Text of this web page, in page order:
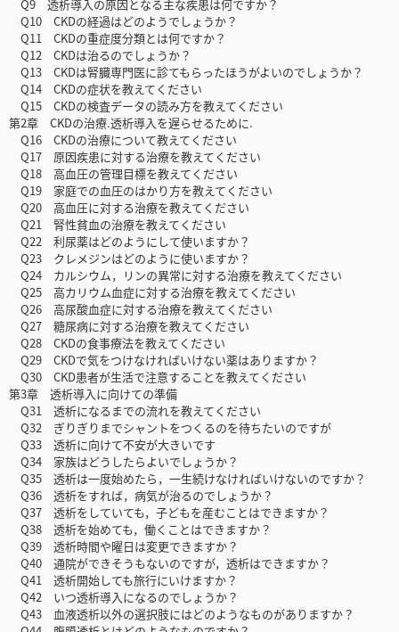
Q9 透析導入の原因となる主な疾患は何ですか？
Q10 CKDの経過はどのようでしょうか？
Q11 CKDの重症度分類とは何ですか？
Q12 CKDは治るのでしょうか？
Q13 CKDは腎臓専門医に診てもらったほうがよいのでしょうか？
Q14 CKDの症状を教えてください
Q15 CKDの検査データの読み方を教えてください
第2章 CKDの治療.透析導入を遅らせるために.
Q16 CKDの治療について教えてください
Q17 原因疾患に対する治療を教えてください
Q18 高血圧の管理目標を教えてください
Q19 家庭での血圧のはかり方を教えてください
Q20 高血圧に対する治療を教えてください
Q21 腎性貧血の治療を教えてください
Q22 利尿薬はどのようにして使いますか？
Q23 クレメジンはどのように使いますか？
Q24 カルシウム，リンの異常に対する治療を教えてください
Q25 高カリウム血症に対する治療を教えてください
Q26 高尿酸血症に対する治療を教えてください
Q27 糖尿病に対する治療を教えてください
Q28 CKDの食事療法を教えてください
Q29 CKDで気をつけなければいけない薬はありますか？
Q30 CKD患者が生活で注意することを教えてください
第3章 透析導入に向けての準備
Q31 透析になるまでの流れを教えてください
Q32 ぎりぎりまでシャントをつくるのを待ちたいのですが
Q33 透析に向けて不安が大きいです
Q34 家族はどうしたらよいでしょうか？
Q35 透析は一度始めたら，一生続けなければいけないのですか？
Q36 透析をすれば，病気が治るのでしょうか？
Q37 透析をしていても，子どもを産むことはできますか？
Q38 透析を始めても，働くことはできますか？
Q39 透析時間や曜日は変更できますか？
Q40 通院ができそうもないのですが，透析はできますか？
Q41 透析開始しても旅行にいけますか？
Q42 いつ透析導入になるのでしょうか？
Q43 血液透析以外の選択肢にはどのようなものがありますか？